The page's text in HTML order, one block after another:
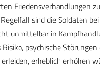
Friedensverhandlungen zu
sind die Soldaten
unmittelbar in
psychische Störungen
erheblich erhöhen